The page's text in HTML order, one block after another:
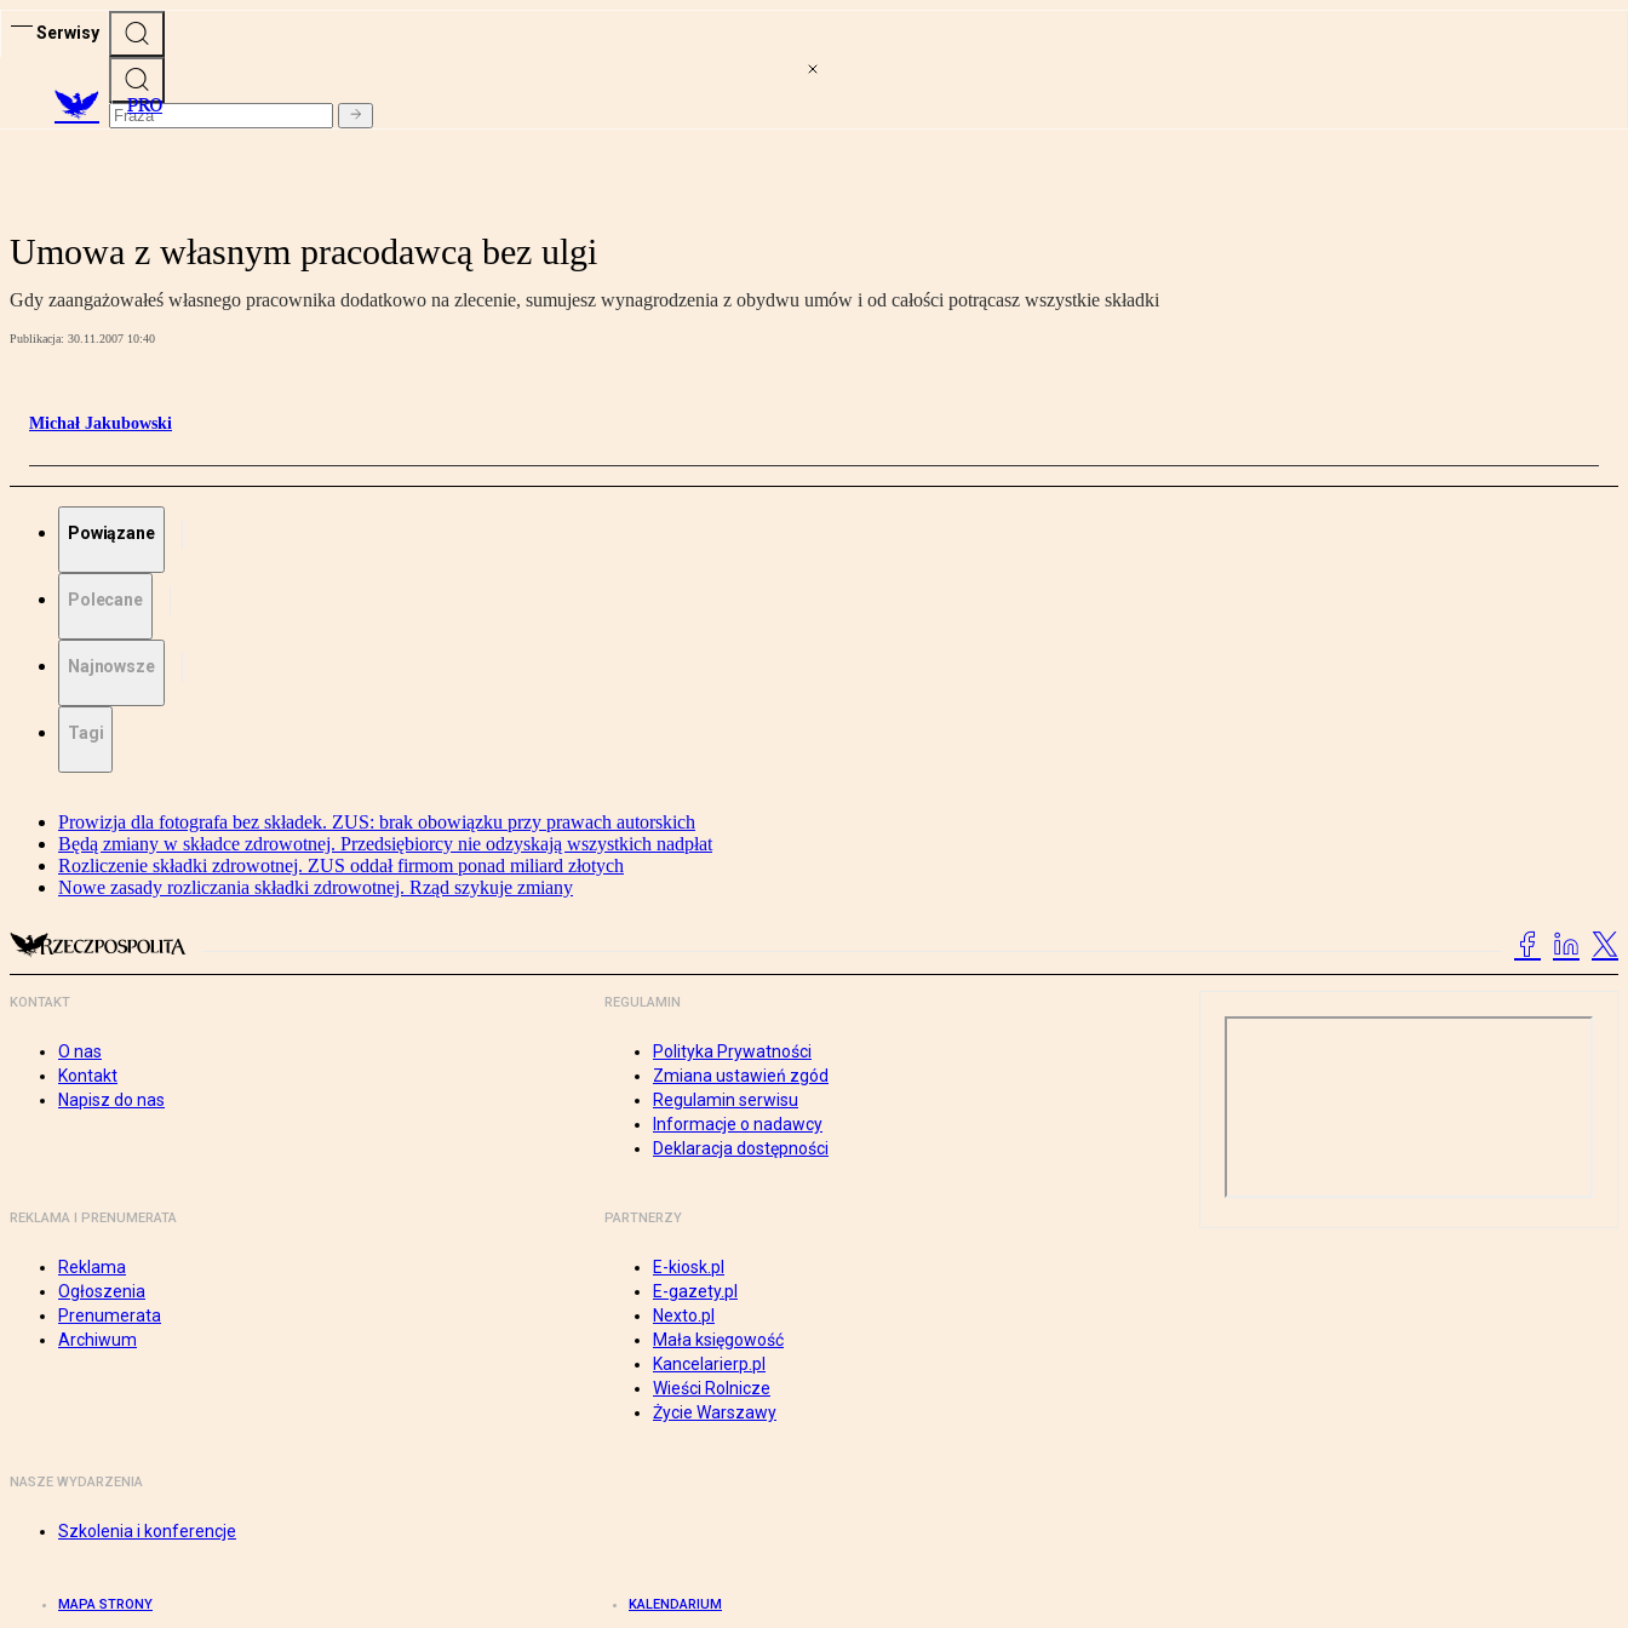
Serwisy
PRO
Umowa z własnym pracodawcą bez ulgi
Gdy zaangażowałeś własnego pracownika dodatkowo na zlecenie, sumujesz wynagrodzenia z obydwu umów i od całości potrącasz wszystkie składki
Publikacja: 30.11.2007 10:40
Michał Jakubowski
Powiązane
Polecane
Najnowsze
Tagi
Prowizja dla fotografa bez składek. ZUS: brak obowiązku przy prawach autorskich
Będą zmiany w składce zdrowotnej. Przedsiębiorcy nie odzyskają wszystkich nadpłat
Rozliczenie składki zdrowotnej. ZUS oddał firmom ponad miliard złotych
Nowe zasady rozliczania składki zdrowotnej. Rząd szykuje zmiany
KONTAKT
O nas
Kontakt
Napisz do nas
REGULAMIN
Polityka Prywatności
Zmiana ustawień zgód
Regulamin serwisu
Informacje o nadawcy
Deklaracja dostępności
REKLAMA I PRENUMERATA
Reklama
Ogłoszenia
Prenumerata
Archiwum
PARTNERZY
E-kiosk.pl
E-gazety.pl
Nexto.pl
Mała księgowość
Kancelarierp.pl
Wieści Rolnicze
Życie Warszawy
NASZE WYDARZENIA
Szkolenia i konferencje
MAPA STRONY KALENDARIUM